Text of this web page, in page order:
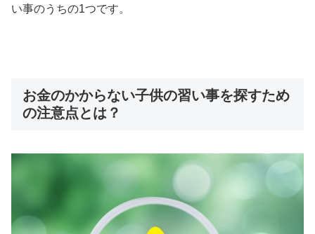
い事のうちの1つです。
お金のかからない子供の習い事を探すため
の注意点とは？